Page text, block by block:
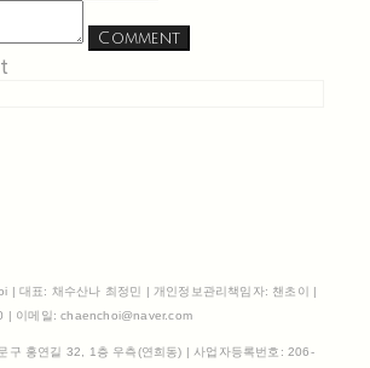
Comment
| 대표: 채수산나 최정민 | 개인정보관리책임자: 챈초이 |
| 이메일: chaenchoi@naver.com
구 홍연길 32, 1층 우측(연희동) | 사업자등록번호: 206-